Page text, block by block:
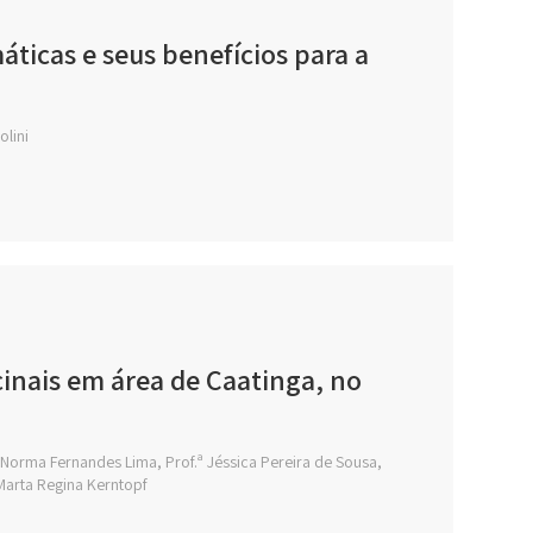
e seus benefícios para a
em área de Caatinga, no
Fernandes Lima, Prof.ª Jéssica Pereira de Sousa,
Regina Kerntopf